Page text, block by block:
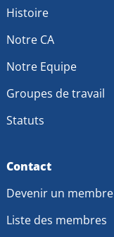
Histoire
Notre CA
Notre Equipe
Groupes de travail
Statuts
Contact
Devenir un membre
Liste des membres